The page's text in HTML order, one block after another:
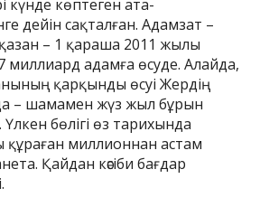
күнде көптеген ата-
дейін сақталған. Адамзат –
қазан – 1 қараша 2011 жылы
миллиард адамға өсуде. Алайда,
қарқынды өсуі Жердің
– шамамен жүз жыл бұрын
Үлкен бөлігі өз тарихында
миллионнан астам
Қайдан кәсіби бағдар